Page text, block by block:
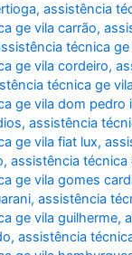
,assistência
ge vila carrão,
técnica
ge vila cordeiro,
técnica ge
ge vila dom pedro
,assistência
ge vila fiat lux,
,assistência técnica
ge vila gomes
,assistência
ge vila guilherme,
,assistência